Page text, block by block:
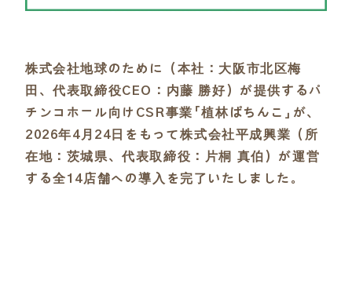
株式会社地球のために（本社：大阪市北区梅
田、代表取締役CEO：内藤 勝好）が提供するパ
チンコホール向けCSR事業「植林ぱちんこ」が、
2026年4月24日をもって株式会社平成興業（所
在地：茨城県、代表取締役：片桐 真伯）が運営
する全14店舗への導入を完了いたしました。